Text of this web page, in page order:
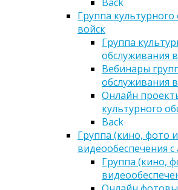
Группа
войск
Группа
обслуживания
Вебинары
обслуживания
Онлайн
культурного
Back
Группа (кино, фото и
видеообеспечения
Группа (кино,